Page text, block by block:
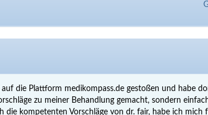
die Plattform medikompass.de gestoßen und habe
zu meiner Behandlung gemacht, sondern
kompetenten Vorschläge von dr. fair, habe ich mich